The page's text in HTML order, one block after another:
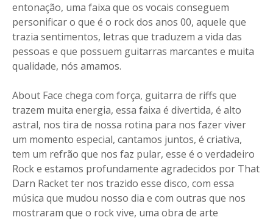
entonação, uma faixa que os vocais conseguem
personificar o que é o rock dos anos 00, aquele que
trazia sentimentos, letras que traduzem a vida das
pessoas e que possuem guitarras marcantes e muita
qualidade, nós amamos.
About Face chega com força, guitarra de riffs que
trazem muita energia, essa faixa é divertida, é alto
astral, nos tira de nossa rotina para nos fazer viver
um momento especial, cantamos juntos, é criativa,
tem um refrão que nos faz pular, esse é o verdadeiro
Rock e estamos profundamente agradecidos por That
Darn Racket ter nos trazido esse disco, com essa
música que mudou nosso dia e com outras que nos
mostraram que o rock vive, uma obra de arte